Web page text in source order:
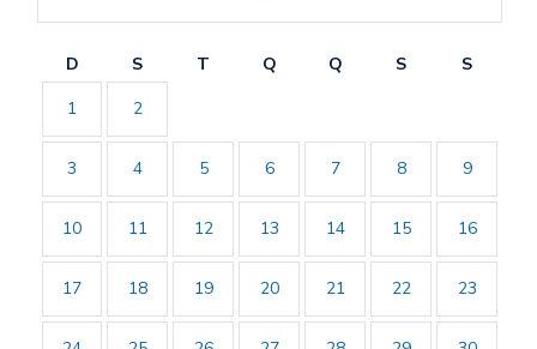
D S T Q Q S
S
1
2
3 4 5 6 7 8 9
10 11 12 13 14 15 16
17 18 19 20 21 22 23